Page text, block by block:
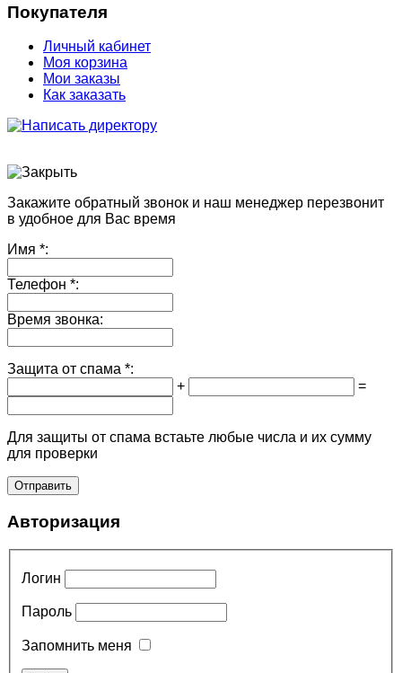
Покупателя
Личный кабинет
Моя корзина
Мои заказы
Как заказать
Закажите обратный звонок и наш менеджер перезвонит
в удобное для Вас время
Имя *:
Телефон *:
Время звонка:
Защита от спама *:
+
=
Для защиты от спама встаьте любые числа и их сумму
для проверки
Авторизация
Логин
Пароль
Запомнить меня